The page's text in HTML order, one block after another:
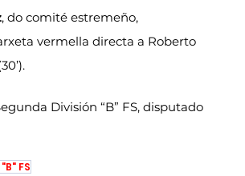
, do comité estremeño,
vermella directa a Roberto
División “B” FS, disputado
FS